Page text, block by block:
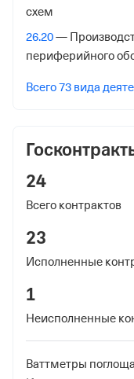
Регистрационный
1004014898
Наименование
Отделение Фонда
Московской обл.
Регистрационный
1004014898
Дата регистрации
30 сентября 2018
Отделение Фонда
схем
26.20—
периферийного
Всего 73 вида
24
Всего контрактов
23
Исполненные
1
Неисполненные
Ваттметры